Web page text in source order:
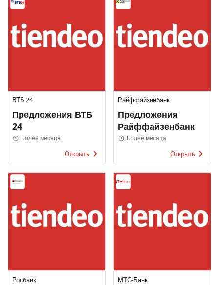
ВТБ 24
Предложения ВТБ
24
Более месяца
Открыть
Райффайзенбанк
Предложения
Райффайзенбанк
Более месяца
Открыть
Росбанк МТС-Банк